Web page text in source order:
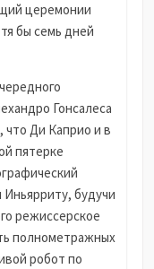
церемонии
бы семь дней
Гонсалеса
что Ди Каприо и в
пятерке
будучи
режиссерское
полнометражных
робот по